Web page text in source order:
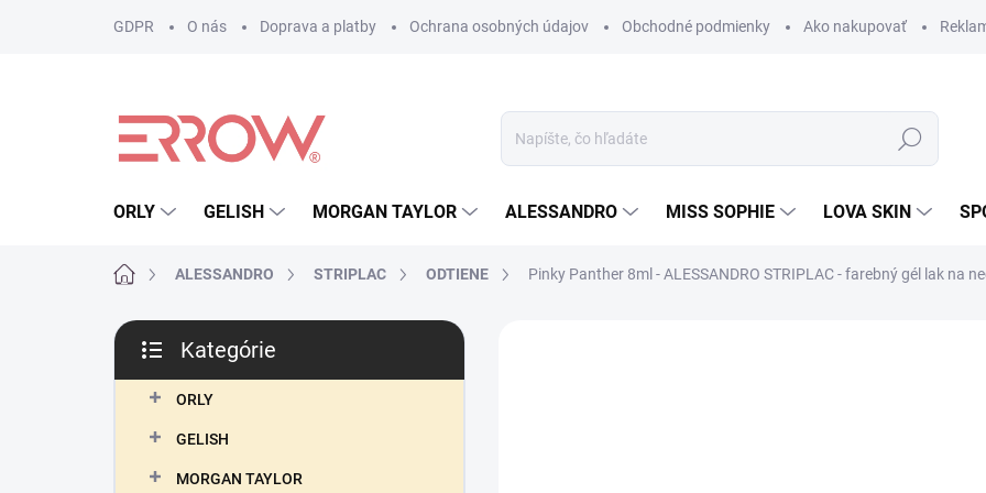
GDPR O nás Doprava a platby Ochrana osobných údajov Obchodné podmienky Ako nakupovať
Hľadať
ORLY GELISH MORGAN TAYLOR ALESSANDRO MISS SOPHIE LOVA SKIN
DomovALESSANDRO STRIPLAC ODTIENE Pinky Panther 8ml - ALESSANDRO STRIPLAC - farebný gél lak na
B
č
kategórie
Kategórie
ORLY
GELISH
MORGAN TAYLOR